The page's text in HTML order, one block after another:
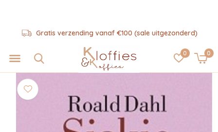
0 0
Gratis verzending vanaf €100 (sale uitgezonderd)